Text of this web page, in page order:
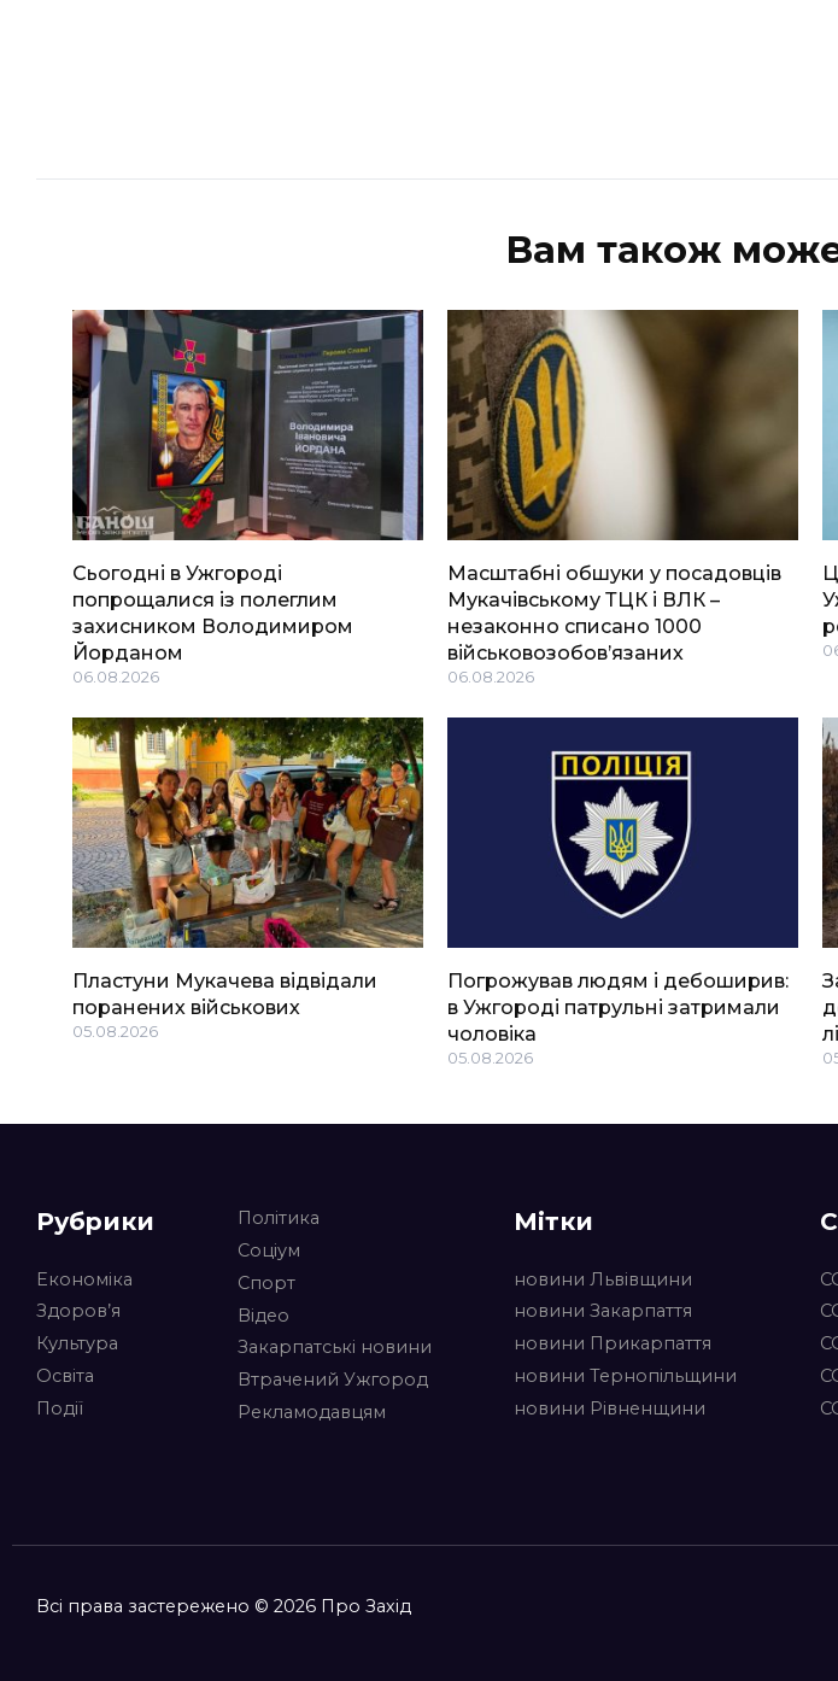
Вам також
Сьогодні в Ужгороді
попрощалися із полеглим
захисником Володимиром
Йорданом
06.08.2026
Масштабні обшуки у посадовців
Мукачівському ТЦК і ВЛК –
незаконно списано 1000
військовозобов’язаних
06.08.2026
Пластуни Мукачева відвідали
поранених військових
05.08.2026
Погрожував людям і дебоширив:
в Ужгороді патрульні затримали
чоловіка
05.08.2026
Рубрики
Економіка
Здоров’я
Культура
Освіта
Події
Політика
Соціум
Спорт
Відео
Закарпатські новини
Втрачений Ужгород
Рекламодавцям
Мітки
новини Львівщини
новини Закарпаття
новини Прикарпаття
новини Тернопільщини
новини Рівненщини
Всі права застережено © 2026 Про Захід